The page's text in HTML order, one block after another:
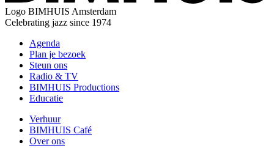
Logo BIMHUIS Amsterdam
Celebrating jazz since 1974
Agenda
Plan je bezoek
Steun ons
Radio & TV
BIMHUIS Productions
Educatie
Verhuur
BIMHUIS Café
Over ons